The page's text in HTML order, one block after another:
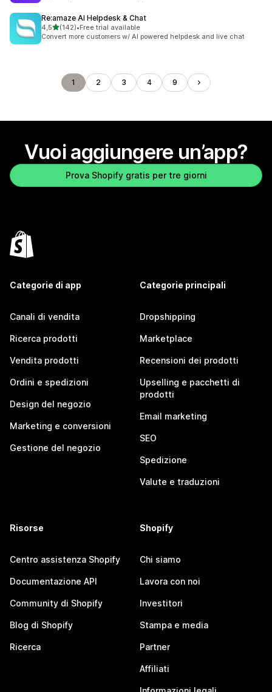
Re:amaze AI Helpdesk & Chat
4,5stelle su 5
(142)
142 recensioni totali
•Free trial available
Convert more customers w/ AI powered helpdesk and live chat
1 2 3 4 9
Vuoi aggiungere un’app?
Prova Shopify gratis per tre giorni
Categorie di app
Canali di vendita
Ricerca prodotti
Vendita prodotti
Ordini e spedizioni
Design del negozio
Marketing e conversioni
Gestione del negozio
Categorie principali
Dropshipping
Marketplace
Recensioni dei prodotti
Upselling e pacchetti di
prodotti
Email marketing
SEO
Spedizione
Valute e traduzioni
Risorse
Centro assistenza Shopify
Documentazione API
Community di Shopify
Blog di Shopify
Ricerca
Shopify
Chi siamo
Lavora con noi
Investitori
Stampa e media
Partner
Affiliati